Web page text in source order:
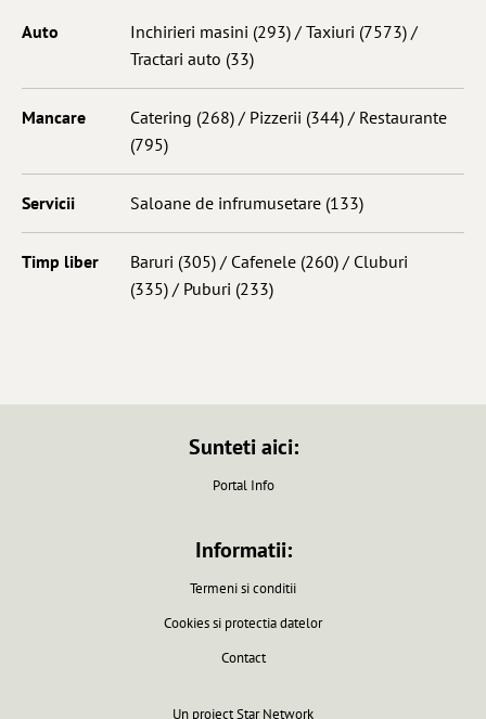
Auto Inchirieri masini (293) / Taxiuri (7573) /
Tractari auto (33)
Mancare Catering (268) / Pizzerii (344) / Restaurante
(795)
Servicii Saloane de infrumusetare (133)
Timp liber Baruri (305) / Cafenele (260) / Cluburi
(335) / Puburi (233)
Sunteti aici:
Portal Info
Informatii:
Termeni si conditii
Cookies si protectia datelor
Contact
Un proiectStar Network